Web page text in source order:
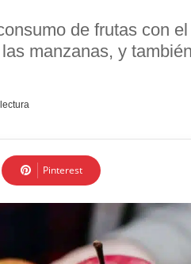
de frutas con
manzanas, y
Pinterest